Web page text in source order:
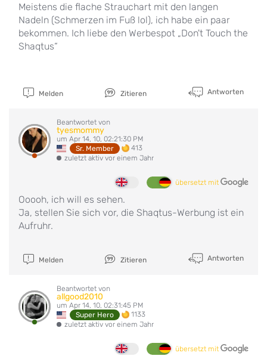
Meistens die flache Strauchart mit den langen
Nadeln (Schmerzen im Fuß lol), ich habe ein paar
bekommen. Ich liebe den Werbespot „Don't Touch the
Shaqtus“
Melden Zitieren Antworten
Beantwortet von
tyesmommy
um Apr 14, 10, 02:21:30 PM
Sr. Member
413
zuletzt aktiv vor einem Jahr
übersetzt mit
Ooooh, ich will es sehen.
Ja, stellen Sie sich vor, die Shaqtus-Werbung ist ein
Aufruhr.
Melden Zitieren Antworten
Beantwortet von
allgood2010
um Apr 14, 10, 02:31:45 PM
Super Hero
1133
zuletzt aktiv vor einem Jahr
übersetzt mit